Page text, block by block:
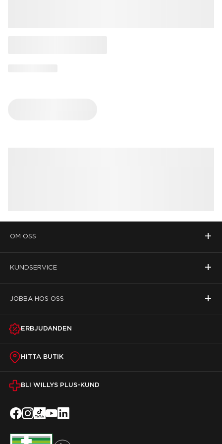
OM OSS +
KUNDSERVICE +
JOBBA HOS OSS +
ERBJUDANDEN
HITTA BUTIK
BLI WILLYS PLUS-KUND